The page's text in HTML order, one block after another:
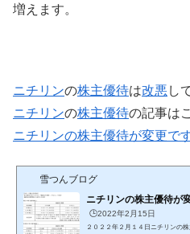
増えます。
ニチリンの株主優待は改悪 し
ニチリンの株主優待の記事は
ニチリンの株主優待が変更で
雪つんブログ
ニチリンの株主優待が
🕒️2022年2月15日
２０２２年２月１４日ニチリンの